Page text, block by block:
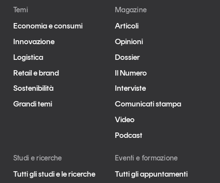
Temi
Economia e consumi
Innovazione
Logistica
Retail e brand
Sostenibilità
Grandi temi
Magazine
Articoli
Opinioni
Dossier
Il Numero
Interviste
Comunicati stampa
Video
Podcast
Studi e ricerche
Tutti gli studi e le ricerche
Eventi e formazione
Tutti gli appuntamenti